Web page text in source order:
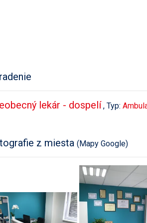
lekár - dospelí , Typ:
z miesta (Mapy Google)